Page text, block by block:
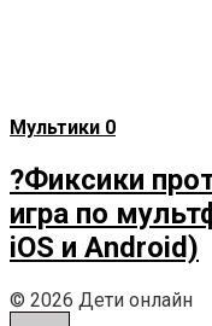
Мультики 0
?Фиксики
игра по
iOS и Android)
© 2026 Дети онлайн